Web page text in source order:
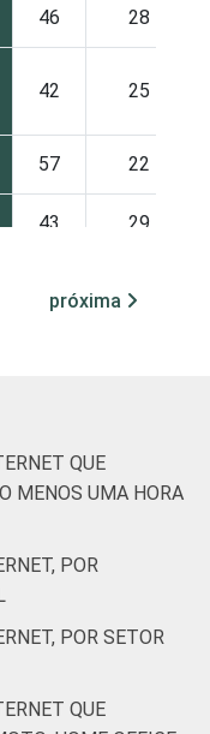
46 28
42 25
57 22
43 29
19 11
44 23
próxima
QUE
MENOS UMA HORA
POR
POR SETOR
QUE